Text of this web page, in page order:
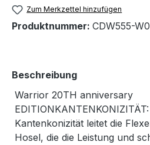
Zum Merkzettel hinzufügen
Produktnummer: CDW555-
Beschreibung
Warrior 20TH anniversary
Kantenkonizität leitet die
Hosel, die die Leistung und